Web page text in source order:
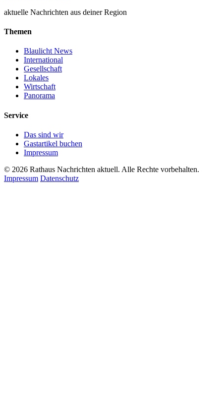
aktuelle Nachrichten aus deiner Region
Themen
Blaulicht News
International
Gesellschaft
Lokales
Wirtschaft
Panorama
Service
Das sind wir
Gastartikel buchen
Impressum
© 2026 Rathaus Nachrichten aktuell. Alle Rechte vorbehalten.
Impressum Datenschutz